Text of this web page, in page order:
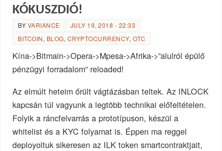
KÓKUSZDIÓ!
BY VARIANCE
JULY 19, 2018 - 22:33
BITCOIN, BLOG, CRYPTOCURRENCY, OTC
Kína->Bitmain->Opera->Mpesa->Afrika->”alulról épülő
pénzügyi forradalom” reloaded!
Az elmúlt heteim őrült vágtázásban teltek. Az INLOCK
kapcsán túl vagyunk a legtöbb technikai előfeltételen.
Folyik a ráncfelvarrás a prototípuson, készül a
whitelist és a KYC folyamat is. Éppen ma reggel
deployoltuk sikeresen az ILK token smartcontraktjait,